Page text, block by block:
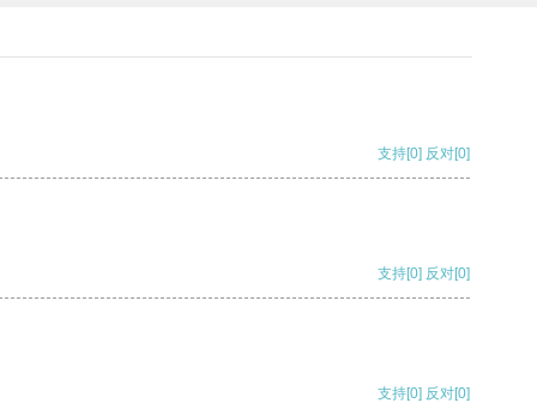
支持[0] 反对[0]
支持[0] 反对[0]
支持[0] 反对[0]